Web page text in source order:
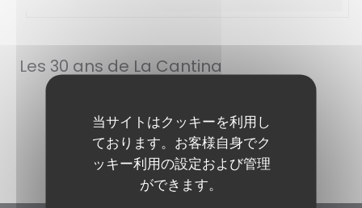
当サイトはクッキーを利用し
ております。お客様自身でク
ッキー利用の設定および管理
ができます。
Les 30 ans de La Cantina
記事を読む((新しいウィンドウで開きます